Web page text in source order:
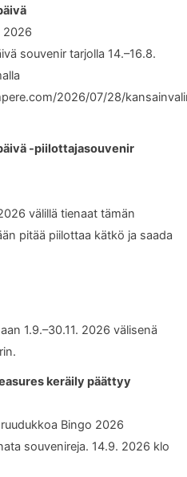
2026
souvenir tarjolla 14.–16.8.
2026/07/28/
-piilottajasouvenir
välillä tienaat tämän
pitää piilottaa kätkö ja saada
1.9.–30.11. 2026 välisenä
keräily päättyy
Bingo 2026
souvenireja. 14.9. 2026 klo